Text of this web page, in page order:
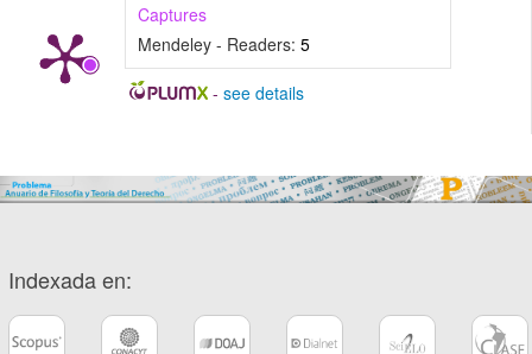
Captures
Mendeley - Readers: 5
- see details
Indexada en: